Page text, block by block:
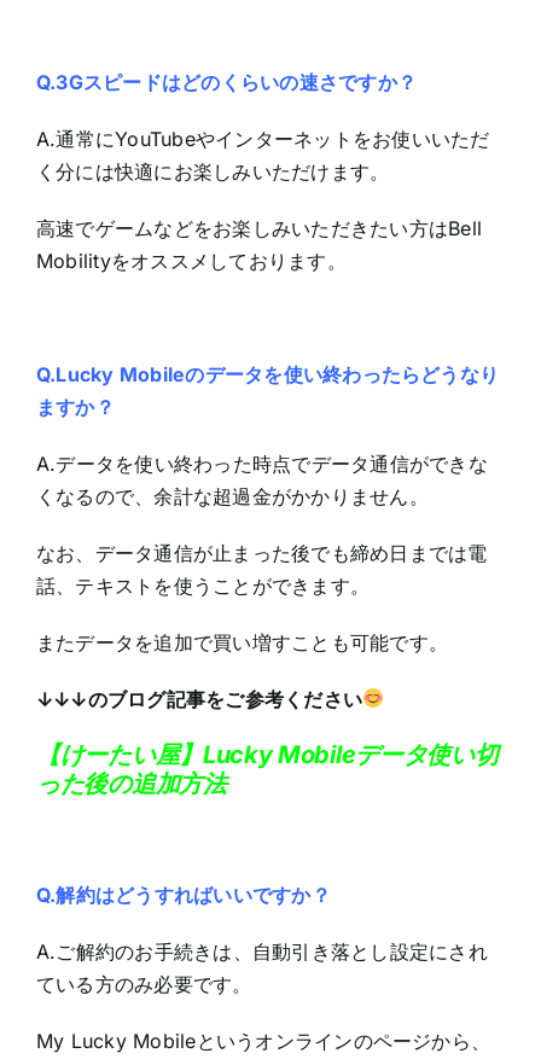
Q.3Gスピードはどのくらいの速さですか？
A.通常にYouTubeやインターネットをお使いいただ
く分には快適にお楽しみいただけます。
高速でゲームなどをお楽しみいただきたい方はBell
Mobilityをオススメしております。
Q.Lucky Mobileのデータを使い終わったらどうなり
ますか？
A.データを使い終わった時点でデータ通信ができな
くなるので、余計な超過金がかかりません。
なお、データ通信が止まった後でも締め日までは電
話、テキストを使うことができます。
またデータを追加で買い増すことも可能です。
↓↓↓のブログ記事をご参考ください
【けーたい屋】Lucky Mobileデータ使い切
った後の追加方法
Q.解約はどうすればいいですか？
A.ご解約のお手続きは、自動引き落とし設定にされ
ている方のみ必要です。
My Lucky Mobileというオンラインのページから、